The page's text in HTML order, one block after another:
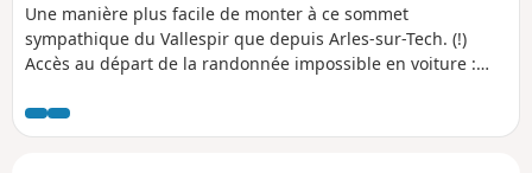
Une manière plus facile de monter à ce sommet
sympathique du Vallespir que depuis Arles-sur-Tech. (!)
Accès au départ de la randonnée impossible en voiture :
inchangée le 09 novembre 2025.